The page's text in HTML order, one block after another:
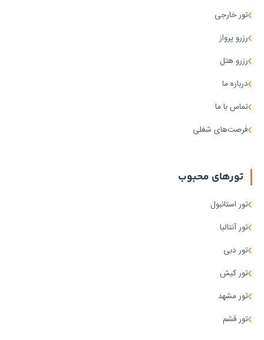
تور خارجی
رزرو پرواز
رزرو هتل
درباره ما
تماس با ما
فرصت‌های شغلی
تورهای محبوب
تور استانبول
تور آنتالیا
تور دبی
تور کیش
تور مشهد
تور قشم